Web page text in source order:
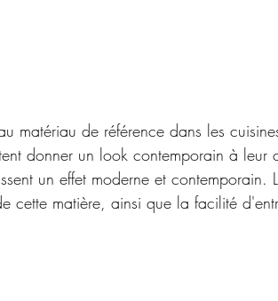
matériau de référence dans les
donner un look contemporain à leur
un effet moderne et contemporain.
cette matière, ainsi que la facilité